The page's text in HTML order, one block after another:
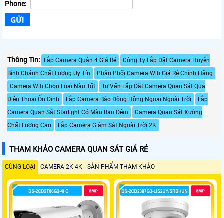
Phone:
Thông Tin: Lắp Camera Quận 4 Giá Rẻ
Công Ty Lắp Đặt Camera Huyện
Bình Chánh Chất Lượng Uy Tín
Phân Phối Camera Wifi Giá Rẻ Chính Hãng
Camera Wifi Chọn Loại Nào Tốt
Tư Vấn Lắp Đặt Camera Quan Sát Qua
Điện Thoại Ổn Định
Lắp Camera Báo Động Hồng Ngoại Ngoài Trời
Lắp
Camera Quan Sát Starlight Có Màu Ban Đêm
Camera Quan Sát Xưởng
Chất Lượng Cao
Lắp Camera Giám Sát Ngoài Trời 2K
THAM KHẢO CAMERA QUAN SÁT GIÁ RẺ
CÙNG LOẠI CAMERA 2K 4K SẢN PHẨM THAM KHẢO